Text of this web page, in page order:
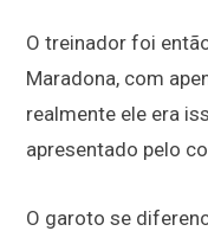
O treinador foi
Maradona, com
realmente ele era
apresentado pelo
O garoto se